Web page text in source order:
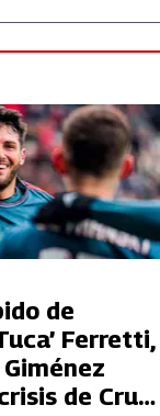
de
Ferretti,
de Cruz